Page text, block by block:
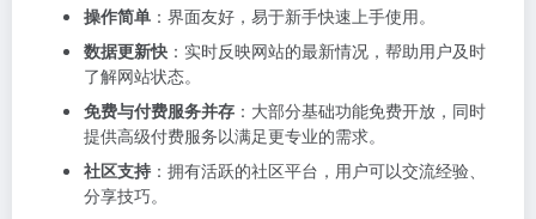
操作简单 ：界面友好，易于新手快速上手使用。
数据更新快 ：实时反映网站的最新情况，帮助用户及时
了解网站状态。
免费与付费服务并存 ：大部分基础功能免费开放，同时
提供高级付费服务以满足更专业的需求。
社区支持 ：拥有活跃的社区平台，用户可以交流经验、
分享技巧。